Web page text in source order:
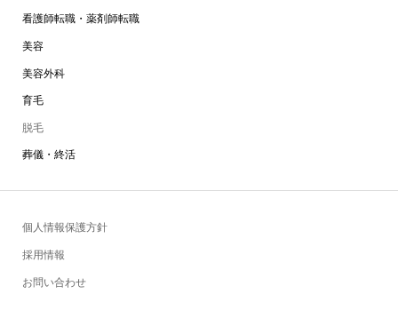
看護師転職・薬剤師転職
美容
美容外科
育毛
脱毛
葬儀・終活
個人情報保護方針
採用情報
お問い合わせ